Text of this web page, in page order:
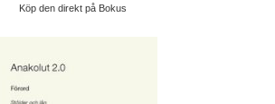
Köp den direkt på Bokus